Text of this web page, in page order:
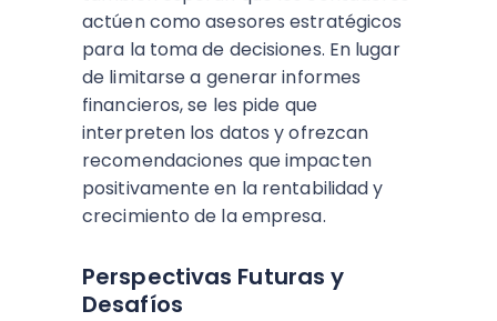
actúen como asesores estratégicos
para la toma de decisiones. En lugar
de limitarse a generar informes
financieros, se les pide que
interpreten los datos y ofrezcan
recomendaciones que impacten
positivamente en la rentabilidad y
crecimiento de la empresa.
Perspectivas Futuras y
Desafíos